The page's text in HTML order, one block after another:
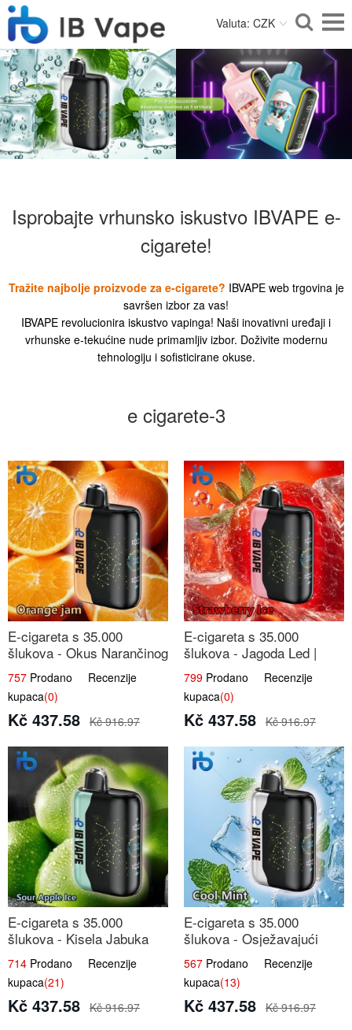
Valuta: CZK
Isprobajte vrhunsko iskustvo IBVAPE e-
cigarete!
Tražite najbolje proizvode za e-cigarete? IBVAPE web trgovina je
savršen izbor za vas!
IBVAPE revolucionira iskustvo vapinga! Naši inovativni uređaji i
vrhunske e-tekućine nude primamljiv izbor. Doživite modernu
tehnologiju i sofisticirane okuse.
e cigarete-3
E-cigareta s 35.000
šlukova - Okus Narančinog
Džema | Dugotrajno
Iskustvo
757 Prodano Recenzije
kupaca(0)
Kč 437.58 Kč 916.97
E-cigareta s 35.000
šlukova - Jagoda Led |
Ohladivši i Osježavajući
Okus
799 Prodano Recenzije
kupaca(0)
Kč 437.58 Kč 916.97
E-cigareta s 35.000
šlukova - Kisela Jabuka
Led | Osježavajući Kiselo-
Slatki Okus
714 Prodano Recenzije
kupaca(21)
Kč 437.58 Kč 916.97
E-cigareta s 35.000
šlukova - Osježavajući
Mentol | Čista i Svježa
Okus
567 Prodano Recenzije
kupaca(13)
Kč 437.58 Kč 916.97